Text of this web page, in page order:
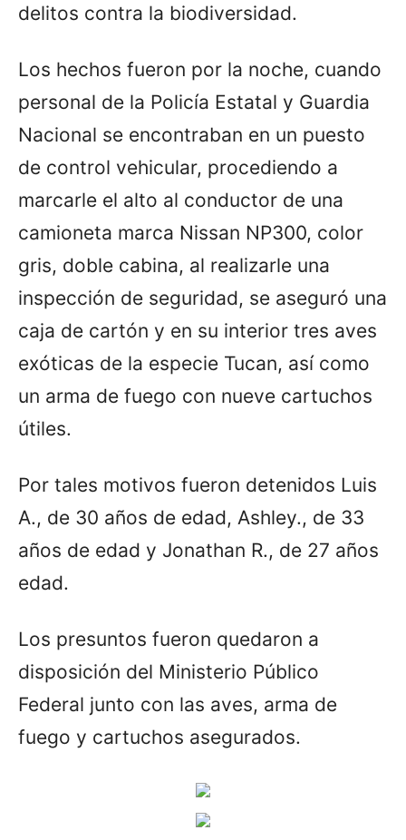
delitos contra la biodiversidad.
Los hechos fueron por la noche, cuando
personal de la Policía Estatal y Guardia
Nacional se encontraban en un puesto
de control vehicular, procediendo a
marcarle el alto al conductor de una
camioneta marca Nissan NP300, color
gris, doble cabina, al realizarle una
inspección de seguridad, se aseguró una
caja de cartón y en su interior tres aves
exóticas de la especie Tucan, así como
un arma de fuego con nueve cartuchos
útiles.
Por tales motivos fueron detenidos Luis
A., de 30 años de edad, Ashley., de 33
años de edad y Jonathan R., de 27 años
edad.
Los presuntos fueron quedaron a
disposición del Ministerio Público
Federal junto con las aves, arma de
fuego y cartuchos asegurados.